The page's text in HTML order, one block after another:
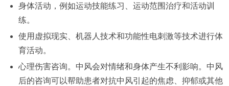
身体活动，例如运动技能练习、运动范围治疗和活动训
练。
使用虚拟现实、机器人技术和功能性电刺激等技术进行体
育活动。
心理伤害咨询。中风会对情绪和身体产生不利影响。中风
后的咨询可以帮助患者对抗中风引起的焦虑、抑郁或其他